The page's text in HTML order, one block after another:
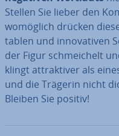
Stellen Sie lieber den
womöglich drücken
ta­blen und in­no­va­ti­ven
der Figur schmei­chelt
klingt at­trak­ti­ver als
und die Trägerin nicht
Bleiben Sie positiv!